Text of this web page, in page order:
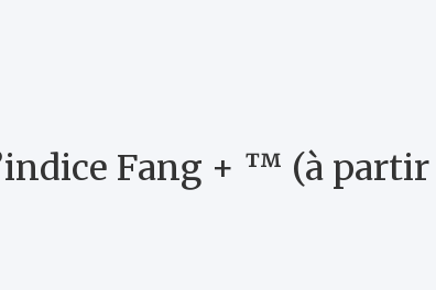
Fang + ™ (à